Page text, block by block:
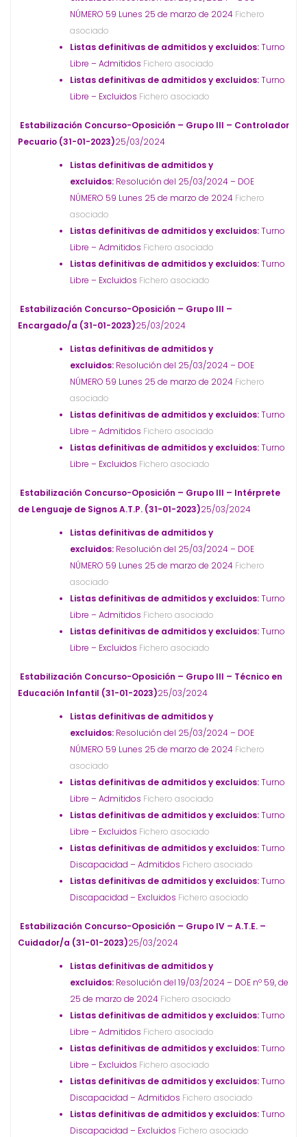
NÚMERO 59 Lunes 25 de marzo de 2024 Fichero
asociado
Listas definitivas de admitidos y excluidos:Turno
Libre – Admitidos Fichero asociado
Listas definitivas de admitidos y excluidos:Turno
Libre – Excluidos Fichero asociado
Estabilización Concurso-Oposición – Grupo III – Controlador
Pecuario (31-01-2023)25/03/2024
Listas definitivas de admitidos y
excluidos: Resolución del 25/03/2024 – DOE
NÚMERO 59 Lunes 25 de marzo de 2024 Fichero
asociado
Listas definitivas de admitidos y excluidos:Turno
Libre – Admitidos Fichero asociado
Listas definitivas de admitidos y excluidos:Turno
Libre – Excluidos Fichero asociado
Estabilización Concurso-Oposición – Grupo III –
Encargado/a (31-01-2023)25/03/2024
Listas definitivas de admitidos y
excluidos: Resolución del 25/03/2024 – DOE
NÚMERO 59 Lunes 25 de marzo de 2024 Fichero
asociado
Listas definitivas de admitidos y excluidos:Turno
Libre – Admitidos Fichero asociado
Listas definitivas de admitidos y excluidos:Turno
Libre – Excluidos Fichero asociado
Estabilización Concurso-Oposición – Grupo III – Intérprete
de Lenguaje de Signos A.T.P. (31-01-2023)25/03/2024
Listas definitivas de admitidos y
excluidos: Resolución del 25/03/2024 – DOE
NÚMERO 59 Lunes 25 de marzo de 2024 Fichero
asociado
Listas definitivas de admitidos y excluidos:Turno
Libre – Admitidos Fichero asociado
Listas definitivas de admitidos y excluidos:Turno
Libre – Excluidos Fichero asociado
Estabilización Concurso-Oposición – Grupo III – Técnico en
Educación Infantil (31-01-2023)25/03/2024
Listas definitivas de admitidos y
excluidos: Resolución del 25/03/2024 – DOE
NÚMERO 59 Lunes 25 de marzo de 2024 Fichero
asociado
Listas definitivas de admitidos y excluidos:Turno
Libre – Admitidos Fichero asociado
Listas definitivas de admitidos y excluidos:Turno
Libre – Excluidos Fichero asociado
Listas definitivas de admitidos y excluidos:Turno
Discapacidad – Admitidos Fichero asociado
Listas definitivas de admitidos y excluidos:Turno
Discapacidad – Excluidos Fichero asociado
Estabilización Concurso-Oposición – Grupo IV – A.T.E. –
Cuidador/a (31-01-2023)25/03/2024
Listas definitivas de admitidos y
excluidos: Resolución del 19/03/2024 – DOE nº 59, de
25 de marzo de 2024 Fichero asociado
Listas definitivas de admitidos y excluidos:Turno
Libre – Admitidos Fichero asociado
Listas definitivas de admitidos y excluidos:Turno
Libre – Excluidos Fichero asociado
Listas definitivas de admitidos y excluidos:Turno
Discapacidad – Admitidos Fichero asociado
Listas definitivas de admitidos y excluidos:Turno
Discapacidad – Excluidos Fichero asociado